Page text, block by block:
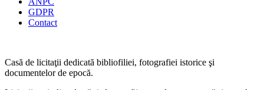
GDPR
Contact
Casă de licitaţii dedicată bibliofiliei, fotografiei istorice şi
documentelor de epocă.